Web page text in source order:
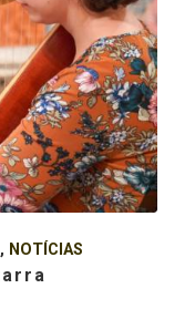
, NOTÍCIAS